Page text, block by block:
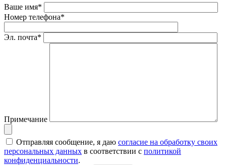
Ваше имя*
Номер телефона*
Эл. почта*
Примечание
Отправляя сообщение, я даю согласие на обработку своих
персональных данных в соответствии с политикой
конфиденциальности.